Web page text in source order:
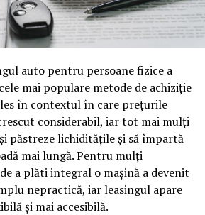
plină de întrebări pe care și le pun
Dacă transcrierea ajunge pe o
exact în limbajul în care se
O pagină pe care
minute ca să
trimite un semnal greu de ignorat.
direct satisfacția, însă timpul
spun ceva despre cât de
auto pentru persoane fizice a
mai populare metode de achiziție
în contextul în care prețurile
considerabil, iar tot mai mulți
păstreze lichiditățile și să împartă
mai lungă. Pentru mulți
a plăti integral o mașină a devenit
nepractică, iar leasingul apare
și mai accesibilă.